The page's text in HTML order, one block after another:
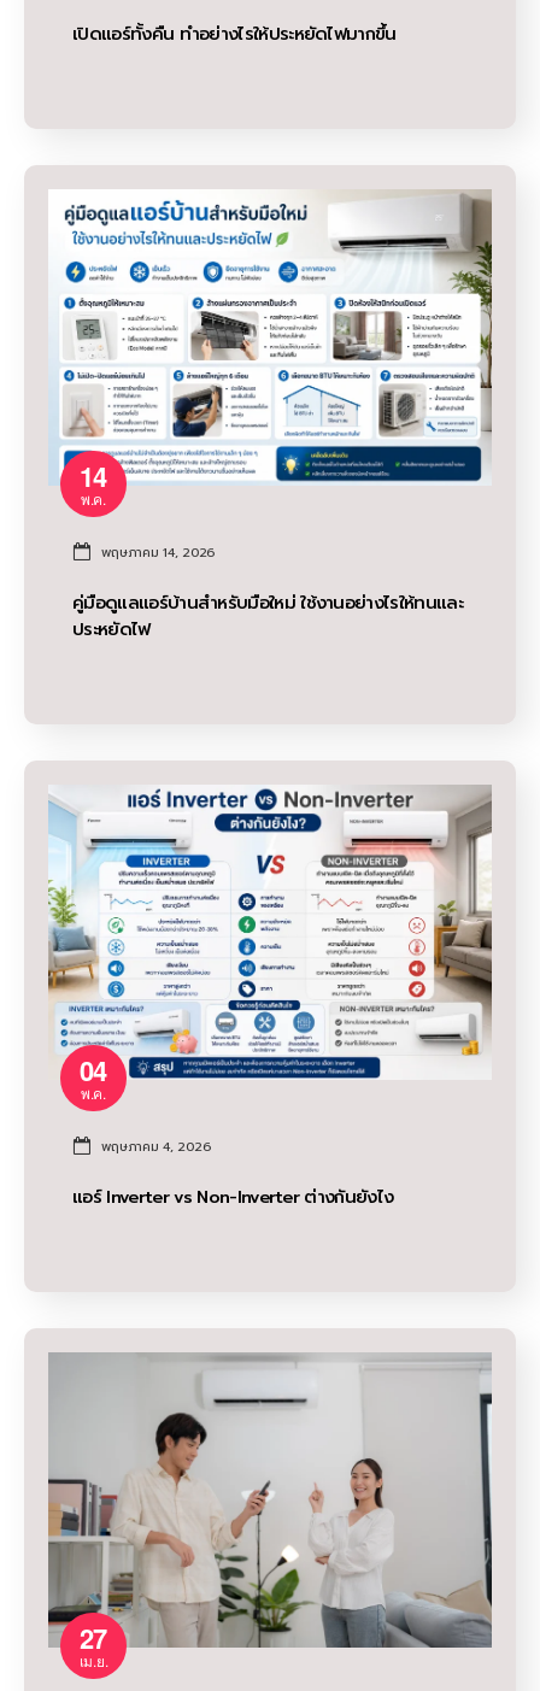
เปิดแอร์ทั้งคืน ทำอย่างไรให้ประหยัดไฟมากขึ้น
14
พ.ค.
พฤษภาคม 14, 2026
คู่มือดูแลแอร์บ้านสำหรับมือใหม่ ใช้งานอย่างไรให้ทนและ
ประหยัดไฟ
04
พ.ค.
พฤษภาคม 4, 2026
แอร์ Inverter vs Non-Inverter ต่างกันยังไง
27
เม.ย.